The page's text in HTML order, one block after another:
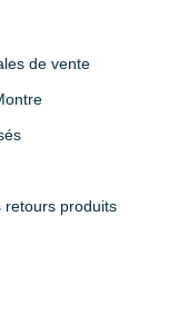
de vente
retours produits